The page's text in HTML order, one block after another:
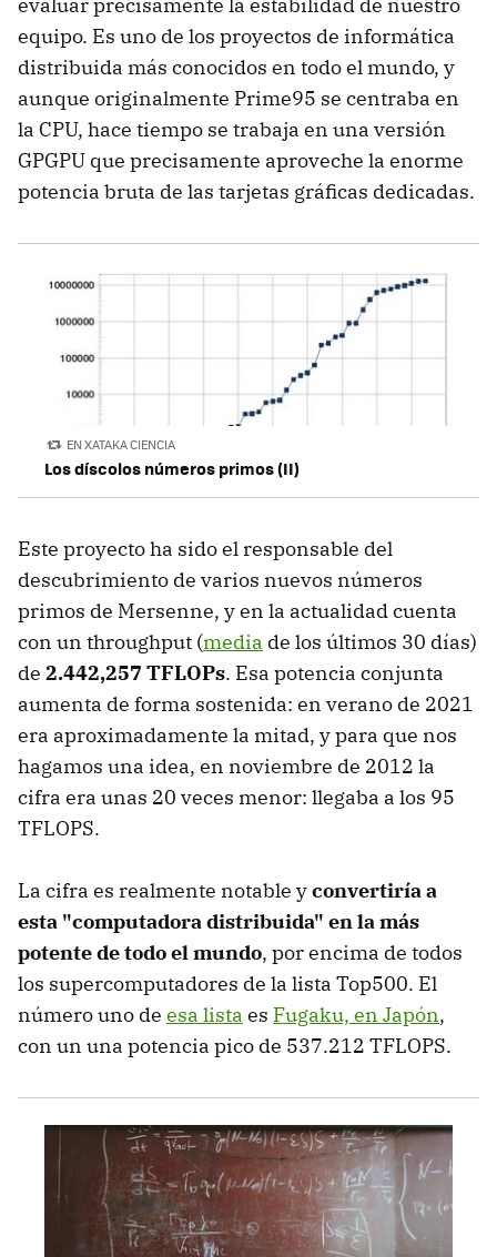
equipo. Es uno de los proyectos de informática
distribuida más conocidos en todo el mundo, y
aunque originalmente Prime95 se centraba en
la CPU, hace tiempo se trabaja en una versión
GPGPU que precisamente aproveche la enorme
potencia bruta de las tarjetas gráficas dedicadas.
EN XATAKA CIENCIA
Los díscolos números primos (II)
Este proyecto ha sido el responsable del
descubrimiento de varios nuevos números
primos de Mersenne, y en la actualidad cuenta
con un throughput (media de los últimos 30 días)
de 2.442,257 TFLOPs. Esa potencia conjunta
aumenta de forma sostenida: en verano de 2021
era aproximadamente la mitad, y para que nos
hagamos una idea, en noviembre de 2012 la
cifra era unas 20 veces menor: llegaba a los 95
TFLOPS.
La cifra es realmente notable yconvertiría a
esta "computadora distribuida" en la más
potente de todo el mundo, por encima de todos
los supercomputadores de la lista Top500. El
número uno de esa lista es Fugaku, en Japón,
con un una potencia pico de 537.212 TFLOPS.